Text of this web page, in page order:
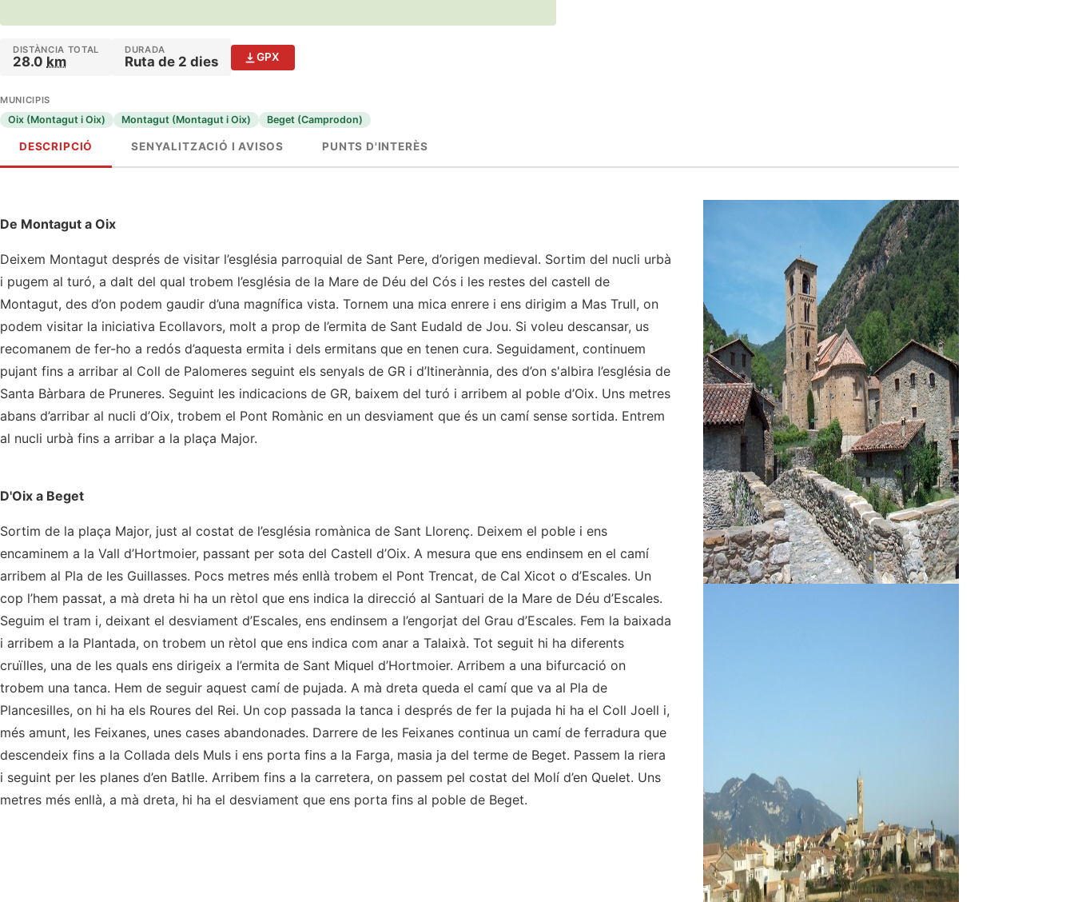
DISTÀNCIA TOTAL
28.0 km
DURADA
Ruta de 2 dies GPX
MUNICIPIS
Oix (Montagut i Oix) Montagut (Montagut i Oix) Beget (Camprodon)
DESCRIPCIÓ SENYALITZACIÓ I AVISOS PUNTS D'INTERÈS
De Montagut a Oix
Deixem Montagut després de visitar l’església parroquial de Sant Pere, d’origen medieval. Sortim del nucli urbà
i pugem al turó, a dalt del qual trobem l’església de la Mare de Déu del Cós i les restes del castell de
Montagut, des d’on podem gaudir d’una magnífica vista. Tornem una mica enrere i ens dirigim a Mas Trull, on
podem visitar la iniciativa Ecollavors, molt a prop de l’ermita de Sant Eudald de Jou. Si voleu descansar, us
recomanem de fer-ho a redós d’aquesta ermita i dels ermitans que en tenen cura. Seguidament, continuem
pujant fins a arribar al Coll de Palomeres seguint els senyals de GR i d’Itinerànnia, des d’on s'albira l’església de
Santa Bàrbara de Pruneres. Seguint les indicacions de GR, baixem del turó i arribem al poble d’Oix. Uns metres
abans d’arribar al nucli d’Oix, trobem el Pont Romànic en un desviament que és un camí sense sortida. Entrem
al nucli urbà fins a arribar a la plaça Major.
D'Oix a Beget
Sortim de la plaça Major, just al costat de l’església romànica de Sant Llorenç. Deixem el poble i ens
encaminem a la Vall d’Hortmoier, passant per sota del Castell d’Oix. A mesura que ens endinsem en el camí
arribem al Pla de les Guillasses. Pocs metres més enllà trobem el Pont Trencat, de Cal Xicot o d’Escales. Un
cop l’hem passat, a mà dreta hi ha un rètol que ens indica la direcció al Santuari de la Mare de Déu d’Escales.
Seguim el tram i, deixant el desviament d’Escales, ens endinsem a l’engorjat del Grau d’Escales. Fem la baixada
i arribem a la Plantada, on trobem un rètol que ens indica com anar a Talaixà. Tot seguit hi ha diferents
cruïlles, una de les quals ens dirigeix a l’ermita de Sant Miquel d’Hortmoier. Arribem a una bifurcació on
trobem una tanca. Hem de seguir aquest camí de pujada. A mà dreta queda el camí que va al Pla de
Plancesilles, on hi ha els Roures del Rei. Un cop passada la tanca i després de fer la pujada hi ha el Coll Joell i,
més amunt, les Feixanes, unes cases abandonades. Darrere de les Feixanes continua un camí de ferradura que
descendeix fins a la Collada dels Muls i ens porta fins a la Farga, masia ja del terme de Beget. Passem la riera
i seguint per les planes d’en Batlle. Arribem fins a la carretera, on passem pel costat del Molí d’en Quelet. Uns
metres més enllà, a mà dreta, hi ha el desviament que ens porta fins al poble de Beget.